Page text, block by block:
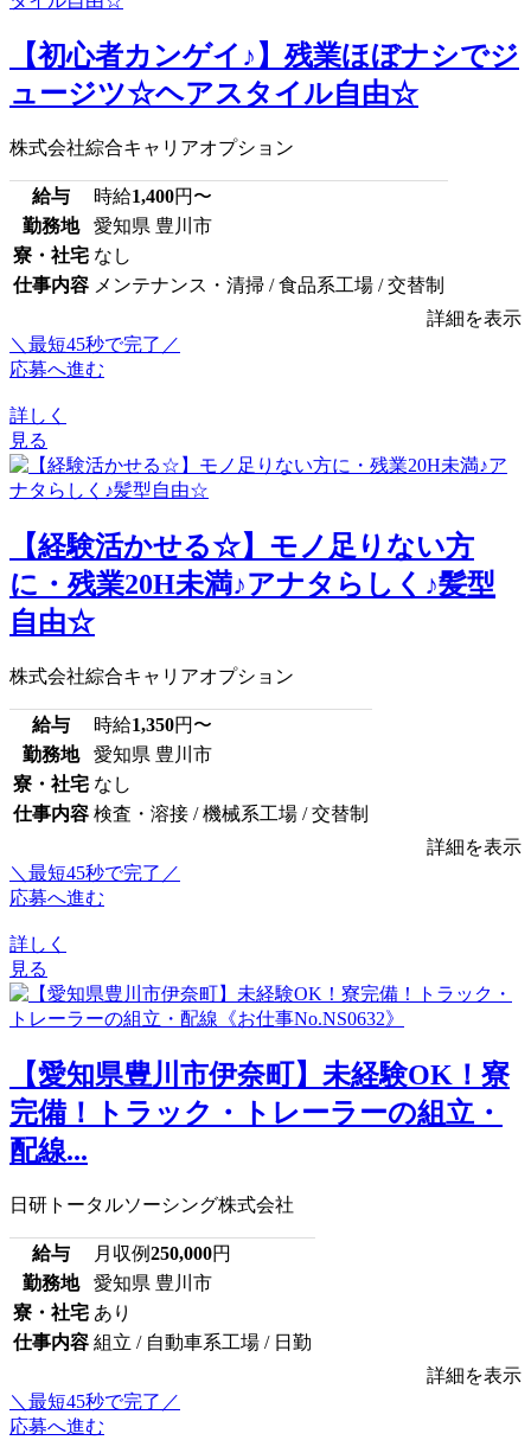
【初心者カンゲイ♪】残業ほぼナシでジ
ュージツ☆ヘアスタイル自由☆
株式会社綜合キャリアオプション
給与 時給1,400円〜
勤務地
愛知県 豊川市
寮・社宅 なし
仕事内容 メンテナンス・清掃 / 食品系工場 / 交替制
詳細を表示
＼最短45秒で完了／
応募へ進む
詳しく
見る
【経験活かせる☆】モノ足りない方
に・残業20H未満♪アナタらしく♪髪型
自由☆
株式会社綜合キャリアオプション
給与 時給1,350円〜
勤務地
愛知県 豊川市
寮・社宅 なし
仕事内容 検査・溶接 / 機械系工場 / 交替制
詳細を表示
＼最短45秒で完了／
応募へ進む
詳しく
見る
【愛知県豊川市伊奈町】未経験OK！寮
完備！トラック・トレーラーの組立・
配線...
日研トータルソーシング株式会社
給与 月収例250,000円
勤務地
愛知県 豊川市
寮・社宅 あり
仕事内容 組立 / 自動車系工場 / 日勤
詳細を表示
＼最短45秒で完了／
応募へ進む